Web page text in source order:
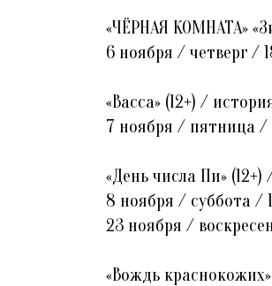
«ЧЁРНАЯ КОМНАТА»
6 ноября / четверг /
«Васса» (12+) /
7 ноября / пятница /
«День числа Пи»
8 ноября / суббота /
23 ноября /
«Вождь